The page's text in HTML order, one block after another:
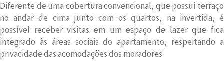
Diferente de uma cobertura convencional, que possui terraço
no andar de cima junto com os quartos, na invertida, é
possível receber visitas em um espaço de lazer que fica
integrado às áreas sociais do apartamento, respeitando a
privacidade das acomodações dos moradores.